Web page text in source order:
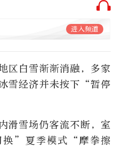
进入频道
区白雪渐渐消融，多家
雪经济并未按下“暂停
滑雪场仍客流不断，室
换”夏季模式“摩拳擦